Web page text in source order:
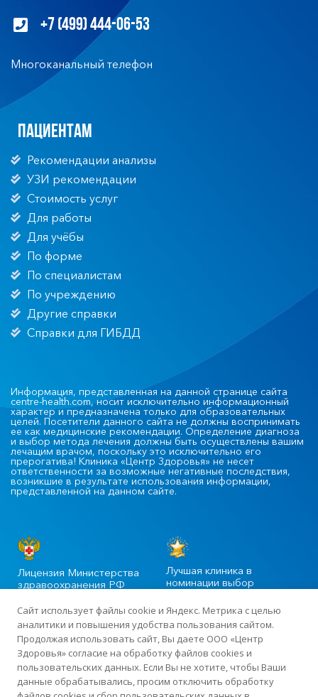
+7 (499) 444-06-53
Многоканальный телефон
Пациентам
Рекомендации анализы
УЗИ рекомендации
Стоимость услуг
Для работы
Для учёбы
По форме
По специалистам
По учреждению
Другие справки
Справки для ГИБДД
Информация, представленная на данной странице сайта
centre-health.com, носит исключительно информационный
характер и предназначена только для образовательных
целей. Посетители данного сайта не должны воспринимать
ее как медицинские рекомендации. Определение диагноза
и выбор метода лечения должны быть осуществлены вашим
лечащим врачом, поскольку это исключительно его
прерогатива! Клиника «Центр Здоровья» не несет
ответственности за возможные негативные последствия,
возникшие в результате использования информации,
представленной на данном сайте.
Лицензия Министерства
здравоохранения РФ
Лучшая клиника в
номинации выбор
©2020-2025 Официальный сайт сети многопрофильных клиник
«Центр Здоровья» в Москве
Сайт использует файлы cookie и Яндекс. Метрика с целью
аналитики и повышения удобства пользования сайтом.
Продолжая использовать сайт, Вы даете ООО «Центр
Здоровья» согласие на обработку файлов cookies и
пользовательских данных. Если Вы не хотите, чтобы Ваши
данные обрабатывались, просим отключить обработку